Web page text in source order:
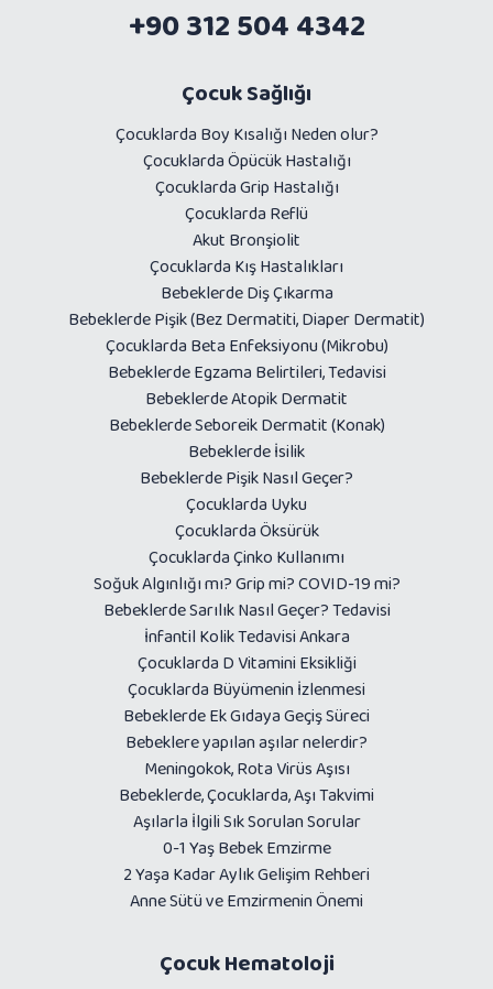
+90 312 504 4342
Çocuk Sağlığı
Çocuklarda Boy Kısalığı Neden olur?
Çocuklarda Öpücük Hastalığı
Çocuklarda Grip Hastalığı
Çocuklarda Reflü
Akut Bronşiolit
Çocuklarda Kış Hastalıkları
Bebeklerde Diş Çıkarma
Bebeklerde Pişik (Bez Dermatiti, Diaper Dermatit)
Çocuklarda Beta Enfeksiyonu (Mikrobu)
Bebeklerde Egzama Belirtileri, Tedavisi
Bebeklerde Atopik Dermatit
Bebeklerde Seboreik Dermatit (Konak)
Bebeklerde İsilik
Bebeklerde Pişik Nasıl Geçer?
Çocuklarda Uyku
Çocuklarda Öksürük
Çocuklarda Çinko Kullanımı
Soğuk Algınlığı mı? Grip mi? COVID-19 mi?
Bebeklerde Sarılık Nasıl Geçer? Tedavisi
İnfantil Kolik Tedavisi Ankara
Çocuklarda D Vitamini Eksikliği
Çocuklarda Büyümenin İzlenmesi
Bebeklerde Ek Gıdaya Geçiş Süreci
Bebeklere yapılan aşılar nelerdir?
Meningokok, Rota Virüs Aşısı
Bebeklerde, Çocuklarda, Aşı Takvimi
Aşılarla İlgili Sık Sorulan Sorular
0-1 Yaş Bebek Emzirme
2 Yaşa Kadar Aylık Gelişim Rehberi
Anne Sütü ve Emzirmenin Önemi
Çocuk Hematoloji